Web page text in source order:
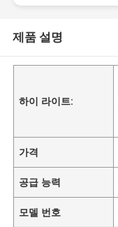
제품 설명
하이 라이트:
가격
공급 능력
모델 번호